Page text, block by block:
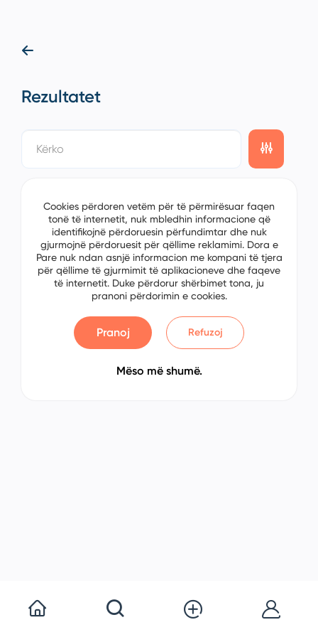
Rezultatet
Cookies përdoren vetëm për të përmirësuar faqen
tonë të internetit, nuk mbledhin informacione që
identifikojnë përdoruesin përfundimtar dhe nuk
gjurmojnë përdoruesit për qëllime reklamimi. Dora e
Pare nuk ndan asnjë informacion me kompani të tjera
për qëllime të gjurmimit të aplikacioneve dhe faqeve
të internetit. Duke përdorur shërbimet tona, ju
pranoni përdorimin e cookies.
Pranoj Refuzoj
Mëso më shumë.